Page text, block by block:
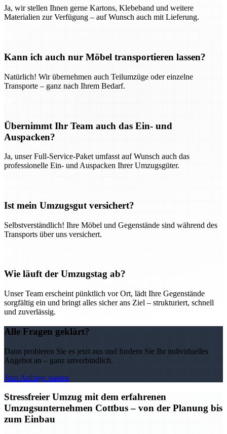
Ja, wir stellen Ihnen gerne Kartons, Klebeband und weitere
Materialien zur Verfügung – auf Wunsch auch mit Lieferung.
Kann ich auch nur Möbel transportieren lassen?
Natürlich! Wir übernehmen auch Teilumzüge oder einzelne
Transporte – ganz nach Ihrem Bedarf.
Übernimmt Ihr Team auch das Ein- und
Auspacken?
Ja, unser Full-Service-Paket umfasst auf Wunsch auch das
professionelle Ein- und Auspacken Ihrer Umzugsgüter.
Ist mein Umzugsgut versichert?
Selbstverständlich! Ihre Möbel und Gegenstände sind während des
Transports über uns versichert.
Wie läuft der Umzugstag ab?
Unser Team erscheint pünktlich vor Ort, lädt Ihre Gegenstände
sorgfältig ein und bringt alles sicher ans Ziel – strukturiert, schnell
und zuverlässig.
Alle Fragen geklärt?
Dann probieren Sie es jetzt aus und fordern Sie Ihr individuelles
Angebot an – ganz unverbindlich.
Jetzt Anfrage starten
Stressfreier Umzug mit dem erfahrenen
Umzugsunternehmen Cottbus – von der Planung bis
zum Einbau